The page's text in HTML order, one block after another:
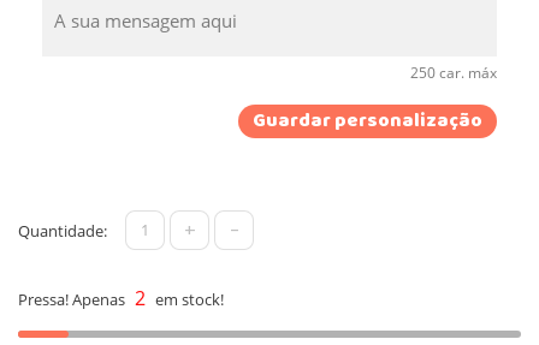
250 car. máx
Guardar personalização
Quantidade: + -
Pressa! Apenas 2 em stock!